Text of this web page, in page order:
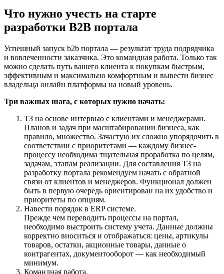
Что нужно учесть на старте
разработки B2B портала
Успешный запуск b2b портала — результат труда подрядчика
и вовлеченности заказчика. Это командная работа. Только так
можно сделать путь вашего клиента к покупкам быстрым,
эффективным и максимально комфортным и вывести бизнес
владельца онлайн платформы на новый уровень.
Три важных шага, с которых нужно начать:
ТЗ на основе интервью с клиентами и менеджерами.
Планов и задач при масштабировании бизнеса, как
правило, множество. Зачастую их сложно упорядочить в
соответствии с приоритетами — каждому бизнес-
процессу необходима тщательная проработка по целям,
задачам, этапам реализации. Для составления ТЗ на
разработку портала рекомендуем начать с обратной
связи от клиентов и менеджеров. Функционал должен
быть в первую очередь ориентирован на их удобство и
приоритеты по опциям.
Навести порядок в ERP системе.
Прежде чем переводить процессы на портал,
необходимо выстроить систему учета. Данные должны
корректно вноситься и отображаться: цены, артикулы
товаров, остатки, акционные товары, данные о
контрагентах, документооборот — как необходимый
минимум.
Командная работа.